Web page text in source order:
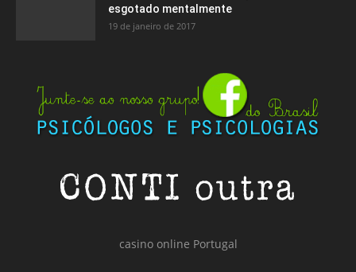
esgotado mentalmente
19 de janeiro de 2017
casino online Portugal